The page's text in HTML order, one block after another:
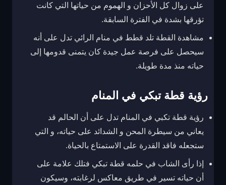
على زوال كل الأحزان و الهموم من حياتها التي كانت
تؤرقها بشدة في الفترة السابقة.
مشاهدة القطة تلد قطط في منام الرائي تدل على أنه
سيحصل على فرصة عمل جيدة كان يتمنى قدومها إلى
حياته منذ مدة طويلة.
رؤية قطة تبكي في المنام
رؤية قطة تكبي في المنام تدل على أن الحالم قد
يعاني من سيطرة المحن و الشدائد على حياته، و التي
ستجعله فاقد القدرة على الاستمتاع بالحياة.
إذا رأى الشاب في حلمه قطة تبكي فتلك علامة على
أن حياته تسير في طريق معاكس لرغابته، وسيكون